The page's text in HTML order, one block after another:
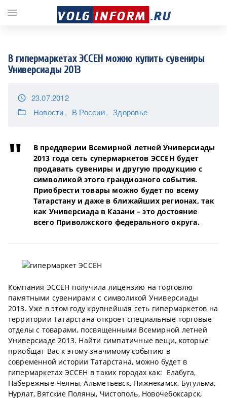
В гипермаркетах ЭССЕН можно купить сувениры
Универсиады 2013
access_time 23.07.2012
folder_open Новости В России Здоровье
В преддверии Всемирной летней Универсиады
2013 года сеть супермаркетов ЭССЕН будет
продавать сувениры и другую продукцию с
символикой этого грандиозного события.
Приобрести товары можно будет по всему
Татарстану и даже в ближайших регионах, так
как Универсиада в Казани – это достояние
всего Приволжского федерального округа.
Компания ЭССЕН получила лицензию на торговлю
памятными сувенирами с символикой Универсиады
2013. Уже в этом году крупнейшая сеть гипермаркетов на
территории Татарстана откроет специальные торговые
отделы с товарами, посвященными Всемирной летней
Универсиаде 2013. Найти симпатичные вещи, которые
приобщат Вас к этому значимому событию в
современной истории Татарстана, можно будет в
гипермаркетах ЭССЕН в таких городах как: Елабуга,
Набережные Челны, Альметьевск, Нижнекамск, Бугульма,
Нурлат, Вятские Поляны, Чистополь, Новочебоксарск,
menu